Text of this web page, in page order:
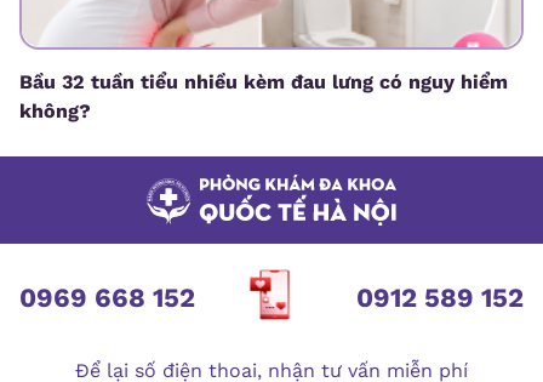
Bầu 32 tuần tiểu nhiều kèm đau lưng có nguy hiểm
không?
0969 668 152 0912 589 152
Để lại số điện thoai, nhận tư vấn miễn phí